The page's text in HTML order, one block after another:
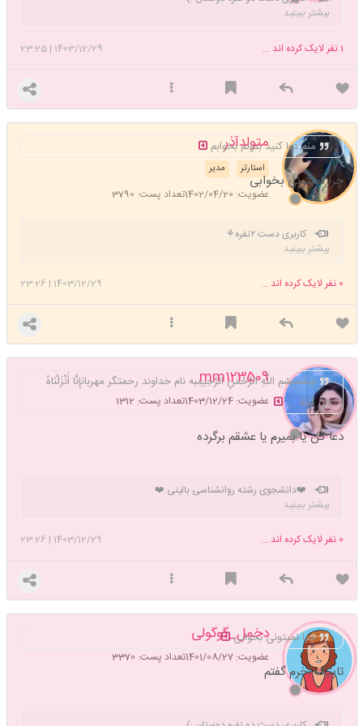
بیشتر ببینید
1403/12/29
|
23:25 1نفر لایک کرده اند ...
متولدآذر
مدیر استارتر
عضویت: 1402/04/20 تعداد پست: 3790
منم دعا کنید بتونم بخوابم
چرا نمیتونی بخوابی
کاربری دست ۲نفره⚘
بیشتر ببینید
1403/12/29
|
23:26 0 نفر لایک کرده اند ...
mm123509
عضویت: 1403/12/24 تعداد پست: 1312
چشمبِسْمِ اللَّهِ الرَّحْمَنِ الرَّحِيمِبه نام خداوند رحمتگر مهربانإِنَّا أَنْزَلْنَاهُ
فِي لَيْلَةِ ...
دعا کن یا بمیرم یا عشقم برگرده
❤️دانشجوی رشته روانشناسی بالینی ❤️
بیشتر ببینید
1403/12/29
|
23:26 0 نفر لایک کرده اند ...
دخمل_گوگولی
عضویت: 1401/08/27 تعداد پست: 3370
چرا نمیتونی بخوابی
تاپیک آخرم گفتم